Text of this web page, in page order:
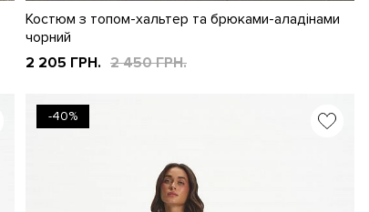
Костюм з топом-хальтер та брюками-аладінами
чорний
2 205 ГРН. 2 450 ГРН.
-40%